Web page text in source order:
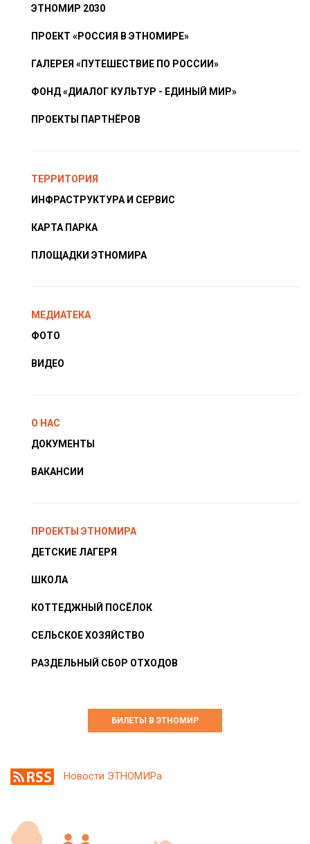
ЭТНОМИР 2030
ПРОЕКТ «РОССИЯ В ЭТНОМИРЕ»
ГАЛЕРЕЯ «ПУТЕШЕСТВИЕ ПО РОССИИ»
ФОНД «ДИАЛОГ КУЛЬТУР - ЕДИНЫЙ МИР»
ПРОЕКТЫ ПАРТНЁРОВ
ТЕРРИТОРИЯ
ИНФРАСТРУКТУРА И СЕРВИС
КАРТА ПАРКА
ПЛОЩАДКИ ЭТНОМИРА
МЕДИАТЕКА
ФОТО
ВИДЕО
О НАС
ДОКУМЕНТЫ
ВАКАНСИИ
ПРОЕКТЫ ЭТНОМИРА
ДЕТСКИЕ ЛАГЕРЯ
ШКОЛА
КОТТЕДЖНЫЙ ПОСЁЛОК
СЕЛЬСКОЕ ХОЗЯЙСТВО
РАЗДЕЛЬНЫЙ СБОР ОТХОДОВ
БИЛЕТЫ В ЭТНОМИР
Новости ЭТНОМИРа